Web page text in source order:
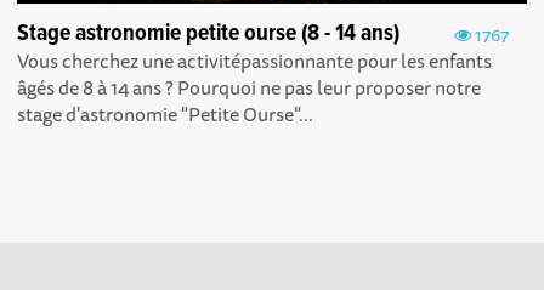
1767
Stage astronomie petite ourse (8 - 14 ans)
Vous cherchez une activitépassionnante pour les enfants
âgés de 8 à 14 ans ? Pourquoi ne pas leur proposer notre
stage d'astronomie "Petite Ourse"...